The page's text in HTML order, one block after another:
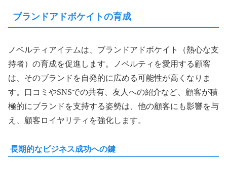
ブランドアドボケイトの育成
ノベルティアイテムは、ブランドアドボケイト（熱心な支
持者）の育成を促進します。ノベルティを愛用する顧客
は、そのブランドを自発的に広める可能性が高くなりま
す。口コミやSNSでの共有、友人への紹介など、顧客が積
極的にブランドを支持する姿勢は、他の顧客にも影響を与
え、顧客ロイヤリティを強化します。
長期的なビジネス成功への鍵